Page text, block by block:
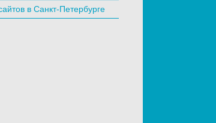
в Санкт-Петербурге